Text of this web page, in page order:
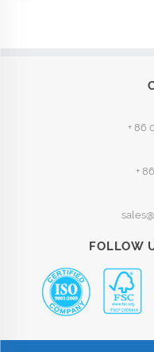
+ 86
+
FOLLOW